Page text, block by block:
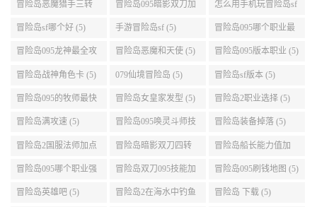
冒险岛恶魔猎手三转
技能加点顺序 (5)
冒险岛095暗影双刀加
点 (5)
怎么用手机玩冒险岛sf
(5)
冒险岛sf哪个好 (5) 手游冒险岛sf (5) 冒险岛095哪个职业最
好 (5)
冒险岛095龙神最全攻
略 (5)
冒险岛恶魔和天使 (5) 冒险岛095版本职业 (5)
冒险岛战神角色卡 (5) 079仙境冒险岛 (5) 冒险岛sf版本 (5)
冒险岛095的牧师最快
升级路线 (5)
冒险岛女皇家发型 (5) 冒险岛2职业选择 (5)
冒险岛满攻速 (5) 冒险岛095唤灵斗师技
能介绍 (5)
冒险岛装备掉落 (5)
冒险岛2国服法师加点
(5)
冒险岛暗影双刀四转
任务 (5)
冒险岛船长能力值加
点 (5)
冒险岛095哪个职业强
势 (5)
冒险岛双刀095技能加
点 (5)
冒险岛095刷钱地图 (5)
冒险岛英雄吧 (5) 冒险岛2在海水中钓鱼 冒险岛 下载 (5)